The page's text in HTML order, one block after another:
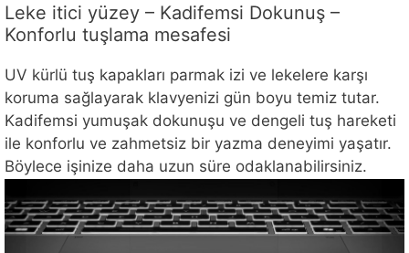
Leke itici yüzey – Kadifemsi Dokunuş –
Konforlu tuşlama mesafesi
UV kürlü tuş kapakları parmak izi ve lekelere karşı
koruma sağlayarak klavyenizi gün boyu temiz tutar.
Kadifemsi yumuşak dokunuşu ve dengeli tuş hareketi
ile konforlu ve zahmetsiz bir yazma deneyimi yaşatır.
Böylece işinize daha uzun süre odaklanabilirsiniz.